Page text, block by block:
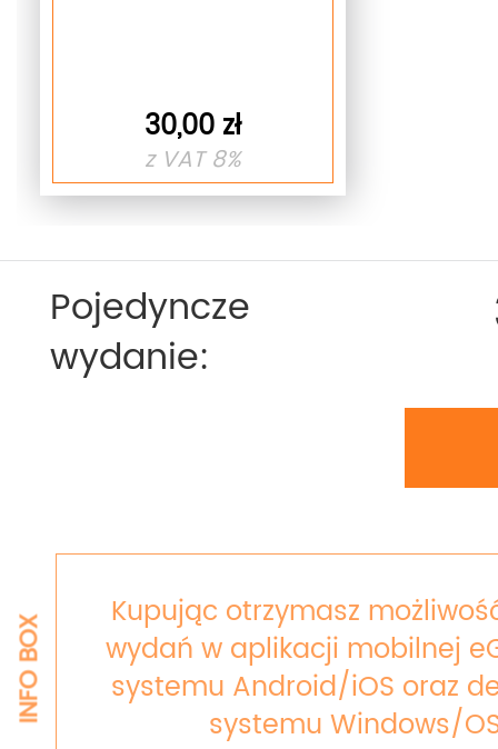
30,00 zł
z VAT 8%
Pojedyncze
wydanie:
INFO BOX
Kupując otrzymasz
wydań w aplikacji mobilnej
systemu Android/iOS oraz
systemu Windows/